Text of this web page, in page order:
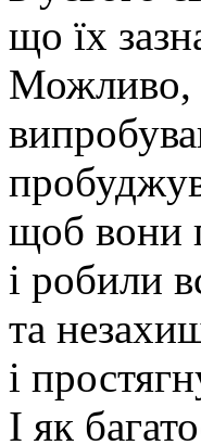
що їх
Можливо,
щоб вони
і робили
та
і
І як